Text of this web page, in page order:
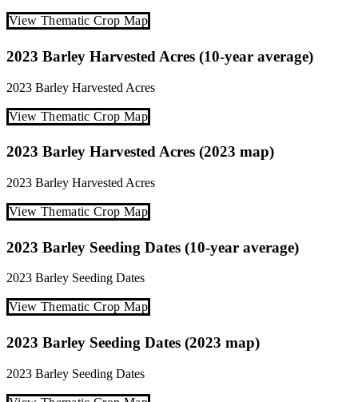
View Thematic Crop Map
2023 Barley Harvested Acres (10-year average)
2023 Barley Harvested Acres
View Thematic Crop Map
2023 Barley Harvested Acres (2023 map)
2023 Barley Harvested Acres
View Thematic Crop Map
2023 Barley Seeding Dates (10-year average)
2023 Barley Seeding Dates
View Thematic Crop Map
2023 Barley Seeding Dates (2023 map)
2023 Barley Seeding Dates